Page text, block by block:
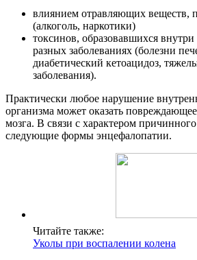
влиянием отравляющих веществ,
(алкоголь, наркотики)
токсинов, образовавшихся
разных заболеваниях (болезни
диабетический кетоацидоз,
заболевания).
Практически любое нарушение
организма может оказать
мозга. В связи с характером
следующие формы энцефалопатии.
Читайте также:
Уколы при воспалении колена